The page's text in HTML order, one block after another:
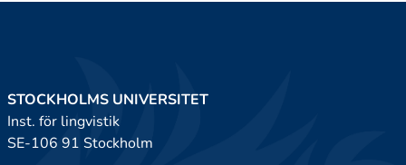
STOCKHOLMS UNIVERSITET
Inst. för lingvistik
SE-106 91 Stockholm